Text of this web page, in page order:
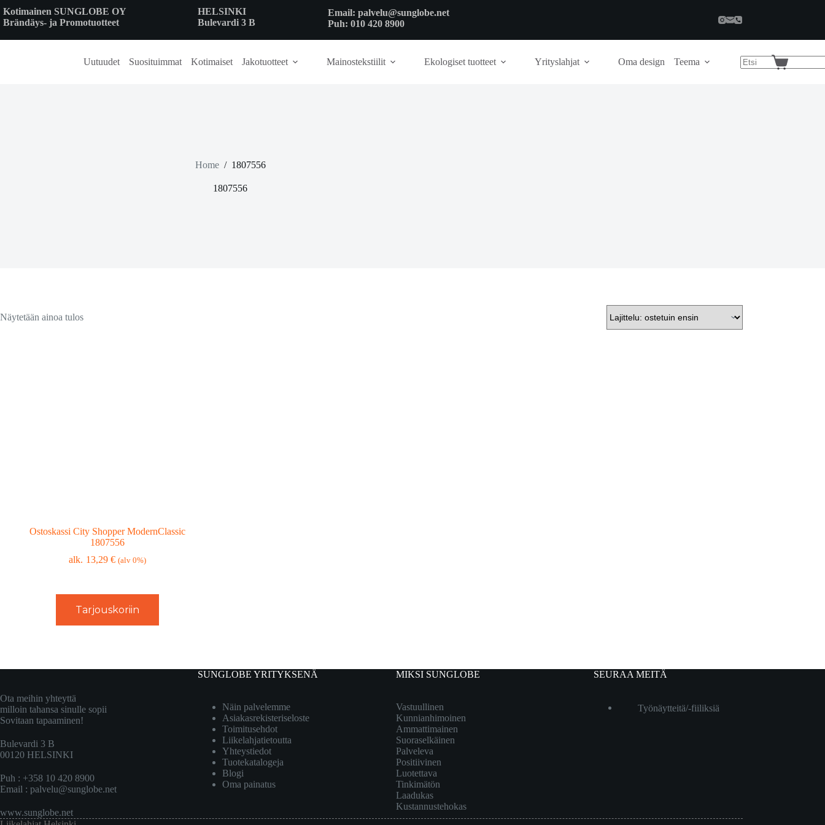
to
content
Kotimainen SUNGLOBE OY
Brändäys- ja Promotuotteet
HELSINKI
Bulevardi 3 B
Email: palvelu@sunglobe.net
Puh: 010 420 8900
Uutuudet Suosituimmat Kotimaiset Jakotuotteet Mainostekstiilit Ekologiset tuotteet Yrityslahjat Oma design Teema
Shopping
Home / 1807556
1807556
Näytetään ainoa tulos
Ostoskassi City Shopper ModernClassic
1807556
13,29 € (alv 0%)
Tarjouskoriin
Ota meihin yhteyttä
milloin tahansa sinulle sopii
Sovitaan tapaaminen!
Bulevardi 3 B
00120 HELSINKI
Puh : +358 10 420 8900
Email : palvelu@sunglobe.net
www.sunglobe.net
SUNGLOBE YRITYKSENÄ
Näin palvelemme
Asiakasrekisteriseloste
Toimitusehdot
Liikelahjatietoutta
Yhteystiedot
Tuotekatalogeja
Blogi
Oma painatus
MIKSI SUNGLOBE
Vastuullinen
Kunnianhimoinen
Ammattimainen
Suoraselkäinen
Palveleva
Positiivinen
Luotettava
Tinkimätön
Laadukas
Kustannustehokas
SEURAA MEITÄ
Työnäytteitä/-fiiliksiä